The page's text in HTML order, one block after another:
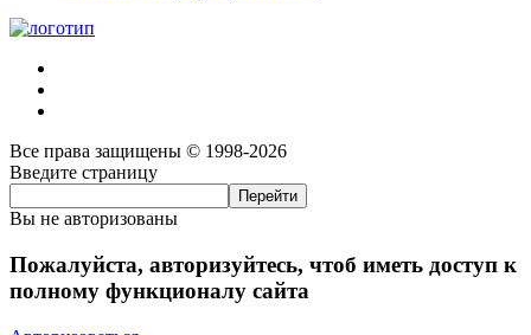
Все права защищены © 1998-2026
Введите страницу
Вы не авторизованы
Пожалуйста, авторизуйтесь, чтоб иметь доступ к
полному функционалу сайта